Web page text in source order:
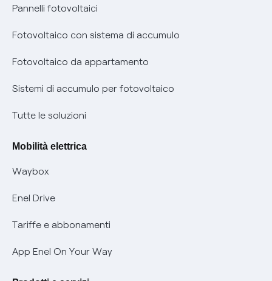
Assistenza Fibra
Diritto di ripensamento
Parental Control – Navigazione sicura
Informazioni precontrattuali prodotti e servizi
Condizioni generali di contratto prodotti e servizi
Informativa RAEE
Informativa Privacy AI
prescrizione
Remit
Certificazioni
Nuove regole europee per la protezione dei dati
Offerte Placet non vulnerabili
Offerta Tutela Vulnerabilità Gas
Mobilità Elettrica
Phishing e truffe online
Verifica chi ti ha chiamato
Agevolazione utenti con disabilità per offerte Fibra
Pannelli fotovoltaici
Fotovoltaico con sistema di accumulo
Fotovoltaico da appartamento
Sistemi di accumulo per fotovoltaico
Tutte le soluzioni
Mobilità elettrica
Waybox
Enel Drive
Tariffe e abbonamenti
App Enel On Your Way